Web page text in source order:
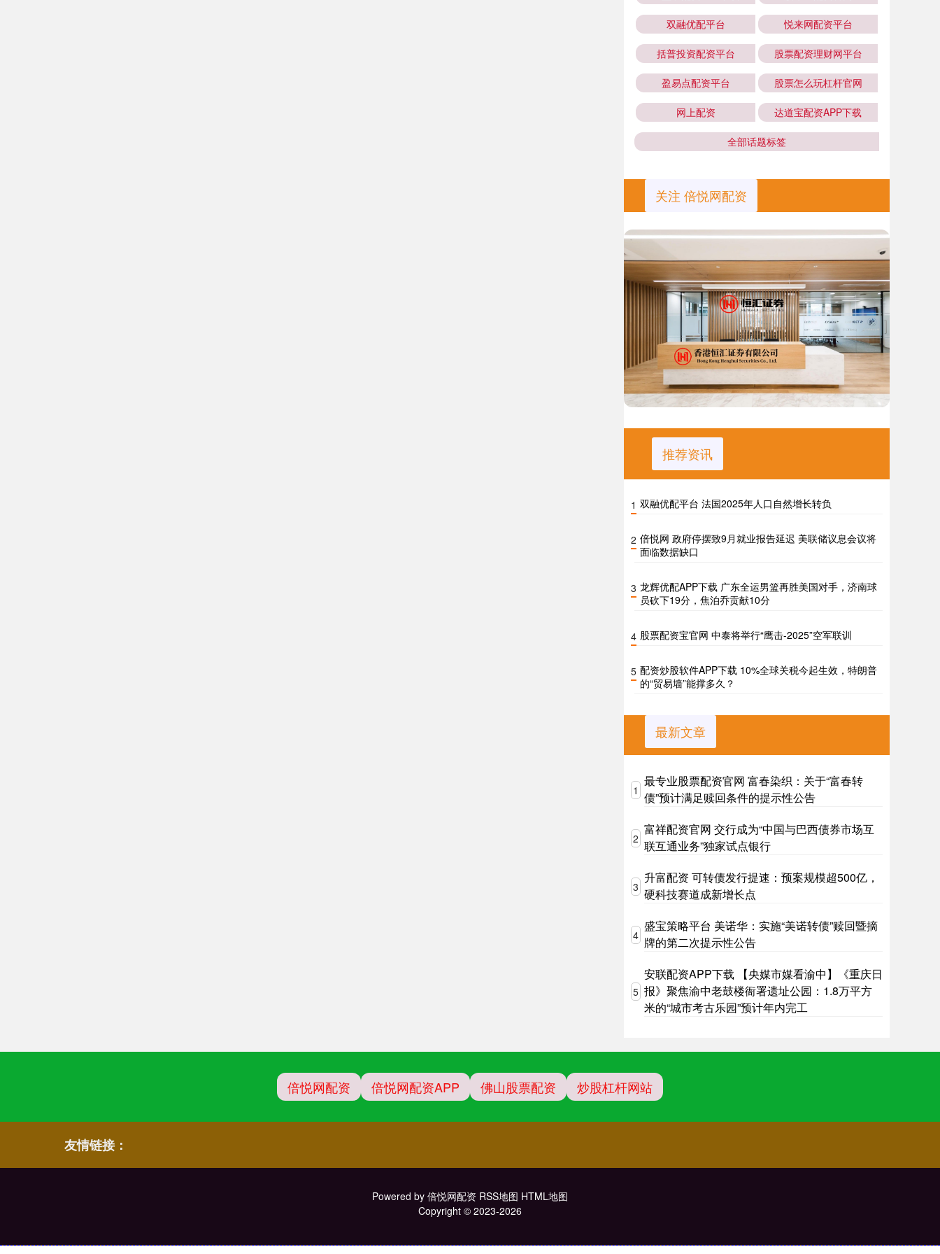
双融优配平台 悦来网配资平台
括普投资配资平台 股票配资理财网平台
盈易点配资平台 股票怎么玩杠杆官网
网上配资 达道宝配资APP下载
全部话题标签
关注 倍悦网配资
推荐资讯
1 双融优配平台 法国2025年人口自然增长转负
2 倍悦网 政府停摆致9月就业报告延迟 美联储议息会议将
面临数据缺口
3 龙辉优配APP下载 广东全运男篮再胜美国对手，济南球
员砍下19分，焦泊乔贡献10分
4 股票配资宝官网 中泰将举行“鹰击-2025”空军联训
5 配资炒股软件APP下载 10%全球关税今起生效，特朗普
的“贸易墙”能撑多久？
最新文章
1
最专业股票配资官网 富春染织：关于“富春转
债”预计满足赎回条件的提示性公告
2
富祥配资官网 交行成为“中国与巴西债券市场互
联互通业务”独家试点银行
3
升富配资 可转债发行提速：预案规模超500亿，
硬科技赛道成新增长点
4
盛宝策略平台 美诺华：实施“美诺转债”赎回暨摘
牌的第二次提示性公告
5
安联配资APP下载 【央媒市媒看渝中】《重庆日
报》聚焦渝中老鼓楼衙署遗址公园：1.8万平方
米的“城市考古乐园”预计年内完工
倍悦网配资 倍悦网配资APP 佛山股票配资 炒股杠杆网站
友情链接：
Powered by 倍悦网配资 RSS地图 HTML地图
Copyright © 2023-2026